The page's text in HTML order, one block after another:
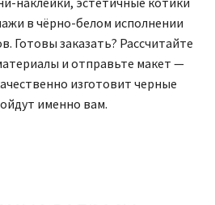
в чёрно-белом исполнении
Готовы заказать? Рассчитайте
и отправьте макет —
изготовит черные
именно вам.